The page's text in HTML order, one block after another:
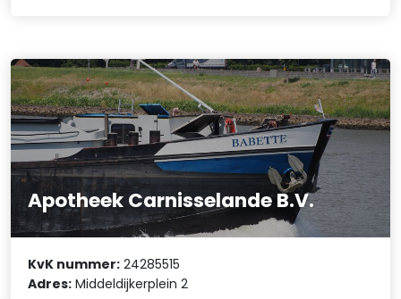
Apotheek Carnisselande B.V.
KvK nummer: 24285515
Adres: Middeldijkerplein 2